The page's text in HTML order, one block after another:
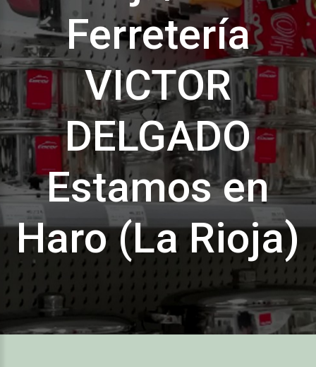
Ferretería
VICTOR
DELGADO
Estamos en
Haro (La Rioja)